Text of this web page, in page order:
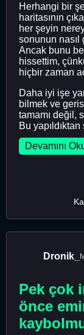
Herhangi bir
haritasının
her şeyin
sonunun
Ancak bunu
hissettim,
hiçbir zaman
Daha iyi işe
bilmek ve
tamamı değil,
Bu
Devamını
Dronik_
Pek çok
önce